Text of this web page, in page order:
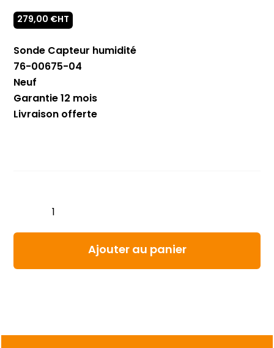
279,00 €HT
Sonde Capteur humidité
76-00675-04
Neuf
Garantie 12 mois
Livraison offerte
Sonde
Carrier
Ajouter au panier